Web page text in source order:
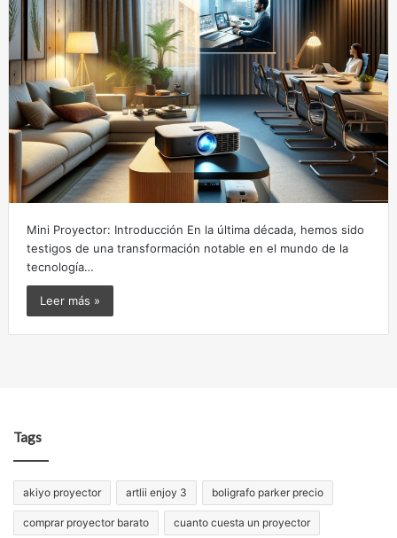
Mini Proyector: Introducción En la última década, hemos sido
testigos de una transformación notable en el mundo de la
tecnología…
Leer más »
Tags
akiyo proyector artlii enjoy 3 boligrafo parker precio
comprar proyector barato cuanto cuesta un proyector